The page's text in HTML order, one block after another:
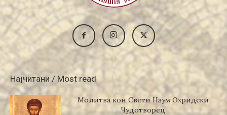
Најчитани / Most read
Молитва кон Свети Наум Охридски
Чудотворец